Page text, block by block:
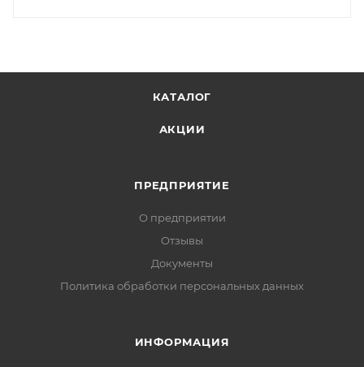
КАТАЛОГ
АКЦИИ
ПРЕДПРИЯТИЕ
О предприятии
Отзывы
Документы
Политика обработки персональных данных
ИНФОРМАЦИЯ